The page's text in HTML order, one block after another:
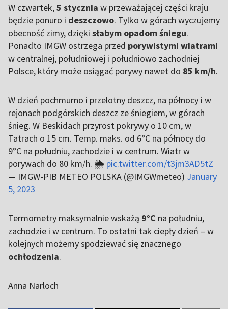
W czwartek,5 stycznia w przeważającej części kraju
będzie ponuro i deszczowo. Tylko w górach wyczujemy
obecność zimy, dzięki słabym opadom śniegu.
Ponadto IMGW ostrzega przed porywistymi wiatrami
w centralnej, południowej i południowo zachodniej
Polsce, który może osiągać porywy nawet do 85 km/h.
W dzień pochmurno i przelotny deszcz, na północy i w
rejonach podgórskich deszcz ze śniegiem, w górach
śnieg. W Beskidach przyrost pokrywy o 10 cm, w
Tatrach o 15 cm. Temp. maks. od 6°C na północy do
9°C na południu, zachodzie i w centrum. Wiatr w
porywach do 80 km/h. 🌦️ pic.twitter.com/t3jm3AD5tZ
— IMGW-PIB METEO POLSKA (@IMGWmeteo) January
5, 2023
Termometry maksymalnie wskażą 9°C na południu,
zachodzie i w centrum. To ostatni tak ciepły dzień – w
kolejnych możemy spodziewać się znacznego
ochłodzenia.
Anna Narloch